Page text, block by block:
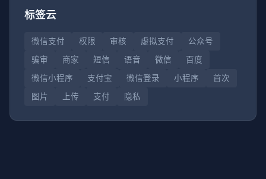
标签云
微信支付 权限 审核 虚拟支付
公众号
骗审
商家 短信 语音 微信
百度
微信小程序
支付宝 微信登录 小程序
首次
图片
上传 支付 隐私